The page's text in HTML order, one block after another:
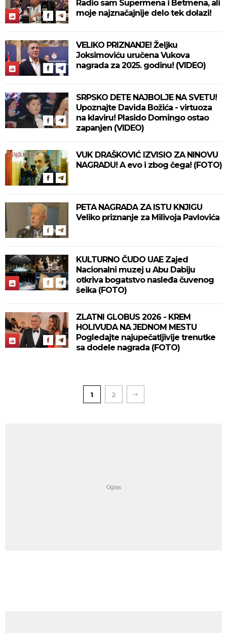
Radio sam Supermena i Betmena, ali
moje najznačajnije delo tek dolazi!
VELIKO PRIZNANJE! Željku
Joksimoviću uručena Vukova
nagrada za 2025. godinu! (VIDEO)
SRPSKO DETE NAJBOLJE NA SVETU!
Upoznajte Davida Božića - virtuoza
na klaviru! Plasido Domingo ostao
zapanjen (VIDEO)
VUK DRAŠKOVIĆ IZVISIO ZA NINOVU
NAGRADU! A evo i zbog čega! (FOTO)
PETA NAGRADA ZA ISTU KNJIGU
Veliko priznanje za Milivoja Pavlovića
KULTURNO ČUDO UAE Zajed
Nacionalni muzej u Abu Dabiju
otkriva bogatstvo nasleđa čuvenog
šeika (FOTO)
ZLATNI GLOBUS 2026 - KREM
HOLIVUDA NA JEDNOM MESTU
Pogledajte najupečatljivije trenutke
sa dodele nagrada (FOTO)
1 2